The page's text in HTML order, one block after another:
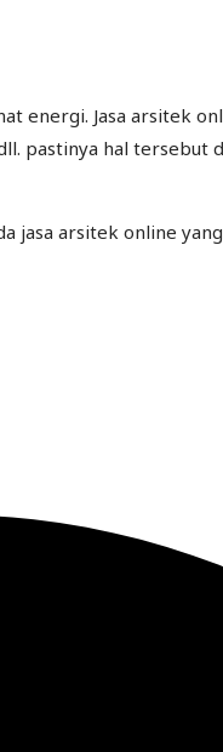
energi. Jasa arsitek
pastinya hal tersebut
jasa arsitek online